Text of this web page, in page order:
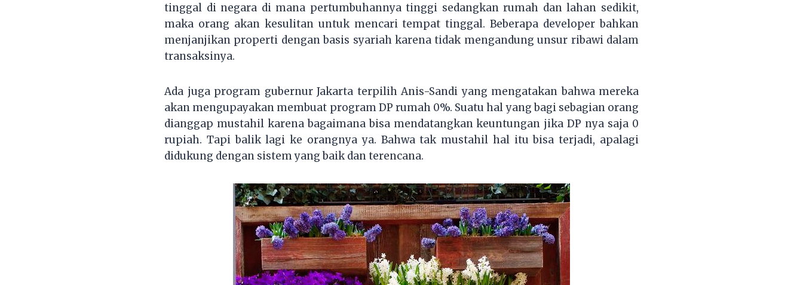
tinggal di negara di mana pertumbuhannya tinggi sedangkan rumah dan lahan sedikit,
maka orang akan kesulitan untuk mencari tempat tinggal. Beberapa developer bahkan
menjanjikan properti dengan basis syariah karena tidak mengandung unsur ribawi dalam
transaksinya.
Ada juga program gubernur Jakarta terpilih Anis-Sandi yang mengatakan bahwa mereka
akan mengupayakan membuat program DP rumah 0%. Suatu hal yang bagi sebagian orang
dianggap mustahil karena bagaimana bisa mendatangkan keuntungan jika DP nya saja 0
rupiah. Tapi balik lagi ke orangnya ya. Bahwa tak mustahil hal itu bisa terjadi, apalagi
didukung dengan sistem yang baik dan terencana.